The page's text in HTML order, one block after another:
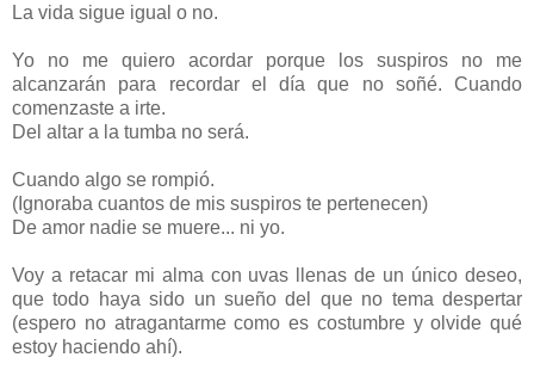
La vida sigue igual o no.
Yo no me quiero acordar porque los suspiros no me
alcanzarán para recordar el día que no soñé. Cuando
comenzaste a irte.
Del altar a la tumba no será.
Cuando algo se rompió.
(Ignoraba cuantos de mis suspiros te pertenecen)
De amor nadie se muere... ni yo.
Voy a retacar mi alma con uvas llenas de un único deseo,
que todo haya sido un sueño del que no tema despertar
(espero no atragantarme como es costumbre y olvide qué
estoy haciendo ahí).